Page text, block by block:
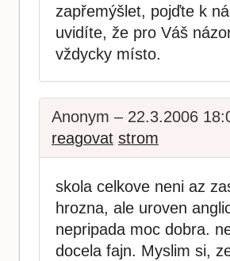
zapřemýšlet, pojďte k
uvidíte, že pro Váš
vždycky místo.
Anonym – 22.3.2006
reagovat strom
skola celkove neni az
hrozna, ale uroven
nepripada moc dobra.
docela fajn. Myslim si,